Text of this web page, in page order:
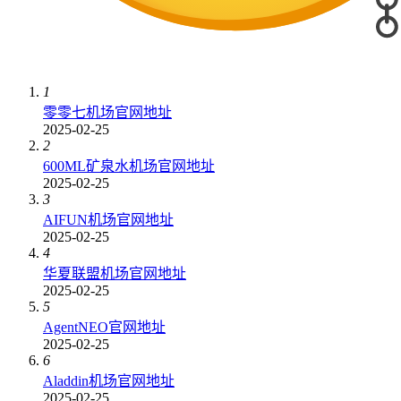
1
零零七机场官网地址
2025-02-25
2
600ML矿泉水机场官网地址
2025-02-25
3
AIFUN机场官网地址
2025-02-25
4
华夏联盟机场官网地址
2025-02-25
5
AgentNEO官网地址
2025-02-25
6
Aladdin机场官网地址
2025-02-25